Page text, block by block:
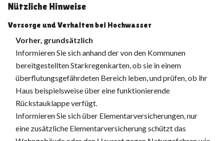
Nützliche Hinweise
Vorsorge und Verhalten bei Hochwasser
Vorher, grundsätzlich
Informieren Sie sich anhand der von den Kommunen
bereitgestellten Starkregenkarten, ob sie in einem
überflutungsgefährdeten Bereich leben, und prüfen, ob ihr
Haus beispielsweise über eine funktionierende
Rückstauklappe verfügt.
Informieren Sie sich über Elementarversicherungen, nur
eine zusätzliche Elementarversicherung schützt das